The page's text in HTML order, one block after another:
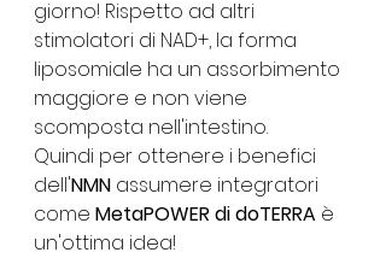
giorno! Rispetto ad altri
stimolatori di NAD+, la forma
liposomiale ha un assorbimento
maggiore e non viene
scomposta nell'intestino.
Quindi per ottenere i benefici
dell'NMN assumere integratori
come MetaPOWER di doTERRA è
un'ottima idea!